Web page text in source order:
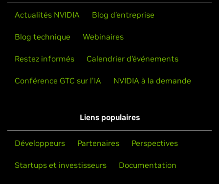
Actualités NVIDIA Blog d’entreprise
Blog technique Webinaires
Restez informés Calendrier d’événements
Conférence GTC sur l'IA NVIDIA à la demande
Liens populaires
Développeurs Partenaires Perspectives
Startups et investisseurs Documentation